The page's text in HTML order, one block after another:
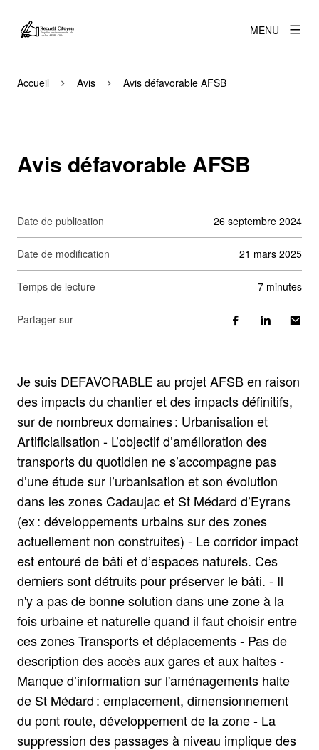
MENU
Accueil Avis Avis défavorable AFSB
Avis défavorable AFSB
Date de publication 26 septembre 2024
Date de modification 21 mars 2025
Temps de lecture 7 minutes
Partager sur
Je suis DEFAVORABLE au projet AFSB en raison
des impacts du chantier et des impacts définitifs,
sur de nombreux domaines : Urbanisation et
Artificialisation - L’objectif d’amélioration des
transports du quotidien ne s’accompagne pas
d’une étude sur l’urbanisation et son évolution
dans les zones Cadaujac et St Médard d’Eyrans
(ex : développements urbains sur des zones
actuellement non construites) - Le corridor impact
est entouré de bâti et d’espaces naturels. Ces
derniers sont détruits pour préserver le bâti. - Il
n'y a pas de bonne solution dans une zone à la
fois urbaine et naturelle quand il faut choisir entre
ces zones Transports et déplacements - Pas de
description des accès aux gares et aux haltes -
Manque d’information sur l'aménagements halte
de St Médard : emplacement, dimensionnement
du pont route, développement de la zone - La
suppression des passages à niveau implique des